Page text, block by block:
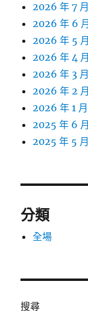
2026 年 7 月
2026 年 6 月
2026 年 5 月
2026 年 4 月
2026 年 3 月
2026 年 2 月
2026 年 1 月
2025 年 6 月
2025 年 5 月
分類
全場
搜尋